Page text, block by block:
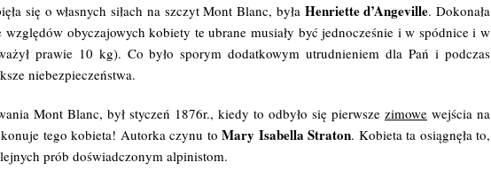
się o własnych siłach na szczyt Mont Blanc, była Henriette d’Angeville. Dokonała
obyczajowych kobiety te ubrane musiały być jednocześnie i w spódnice i w
prawie 10 kg). Co było sporym dodatkowym utrudnieniem dla Pań i podczas
niebezpieczeństwa.
Mont Blanc, był styczeń 1876r., kiedy to odbyło się pierwsze zimowe wejścia na
tego kobieta! Autorka czynu to Mary Isabella Straton. Kobieta ta osiągnęła to,
prób doświadczonym alpinistom.